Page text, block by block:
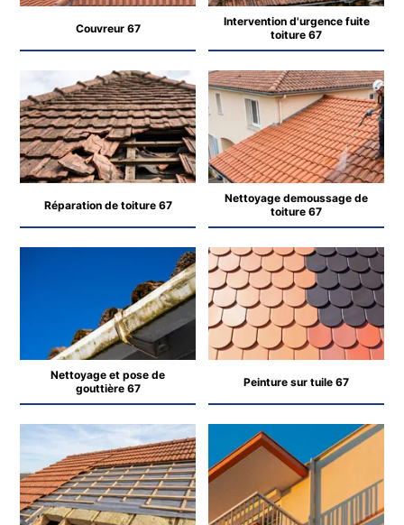
Couvreur 67
Intervention d'urgence fuite
toiture 67
Réparation de toiture 67
Nettoyage demoussage de
toiture 67
Nettoyage et pose de
gouttière 67
Peinture sur tuile 67